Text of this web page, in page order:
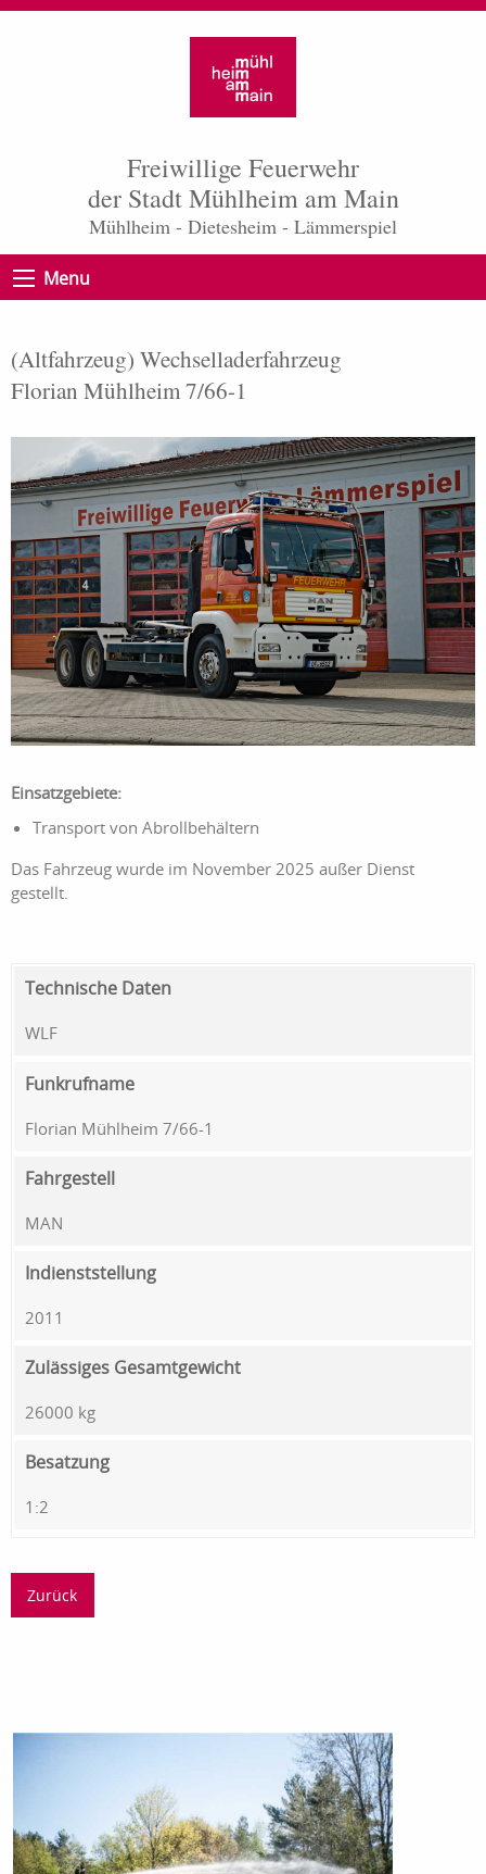
Freiwillige Feuerwehr
der Stadt Mühlheim am Main
Mühlheim - Dietesheim - Lämmerspiel
Menu
(Altfahrzeug) Wechselladerfahrzeug
Florian Mühlheim 7/66-1
Einsatzgebiete:
Transport von Abrollbehältern
Das Fahrzeug wurde im November 2025 außer Dienst
gestellt.
Technische Daten
WLF
Funkrufname
Florian Mühlheim 7/66-1
Fahrgestell
MAN
Indienststellung
2011
Zulässiges Gesamtgewicht
26000 kg
Besatzung
1:2
Zurück